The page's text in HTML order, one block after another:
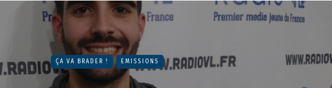
ÇA VA BRADER ! EMISSIONS